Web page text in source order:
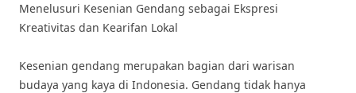
Menelusuri Kesenian Gendang sebagai Ekspresi
Kreativitas dan Kearifan Lokal
Kesenian gendang merupakan bagian dari warisan
budaya yang kaya di Indonesia. Gendang tidak hanya